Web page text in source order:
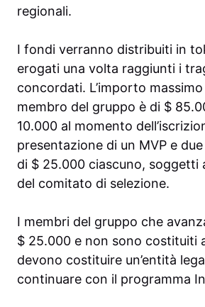
regionali.
I fondi verranno distribuiti in
erogati una volta raggiunti i
concordati. L’importo
membro del gruppo è di $
10.000 al momento
presentazione di un MVP e
di $ 25.000 ciascuno, soggetti
del comitato di selezione.
I membri del gruppo che
$ 25.000 e non sono costituiti
devono costituire un’entità
continuare con il programma